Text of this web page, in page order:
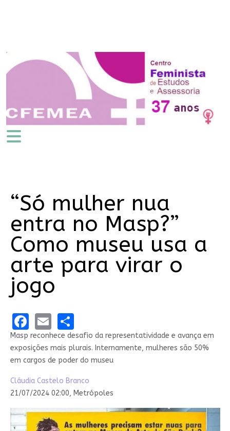
“Só mulher nua
entra no Masp?”
Como museu usa a
arte para virar o
jogo
Facebook
EmailShare
Masp reconhece desafio da representatividade e avança em
exposições mais plurais. Internamente, mulheres são 50%
em cargos de poder do museu
Cláudia Castelo Branco
21/07/2024 02:00, Metrópoles